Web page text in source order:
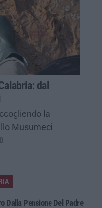
dal
la
Musumeci
Dalla Pensione Del Padre